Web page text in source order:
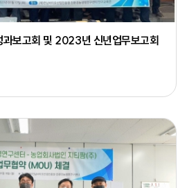
보고회 및 2023년 신년업무보고회